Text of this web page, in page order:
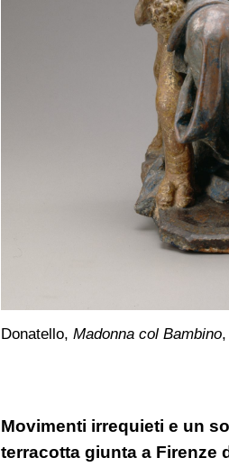
Donatello, Madonna col Bambino
Movimenti irrequieti e un
terracotta giunta a Firenze